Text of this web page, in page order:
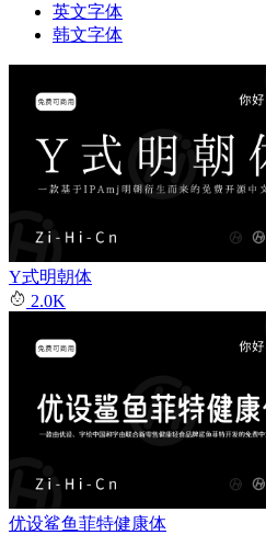
英文字体
韩文字体
Y式明朝体
2.0K
优设鲨鱼菲特健康体